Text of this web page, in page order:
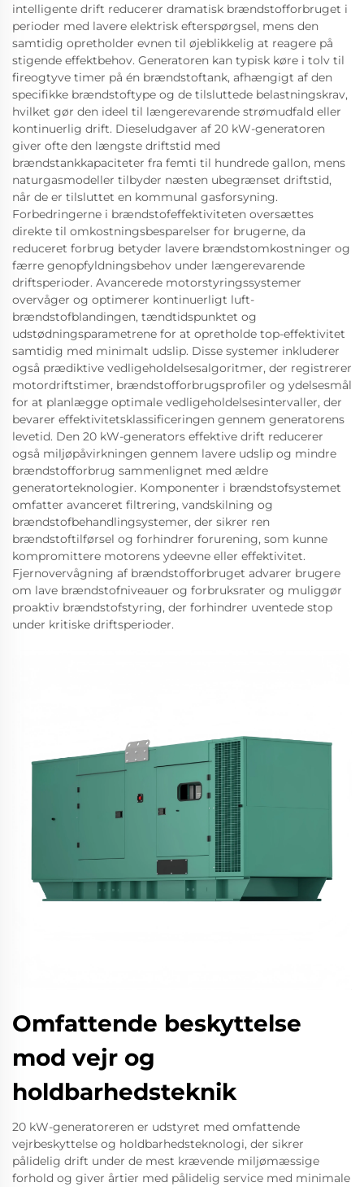
intelligente drift reducerer dramatisk brændstofforbruget i
perioder med lavere elektrisk efterspørgsel, mens den
samtidig opretholder evnen til øjeblikkelig at reagere på
stigende effektbehov. Generatoren kan typisk køre i tolv til
fireogtyve timer på én brændstoftank, afhængigt af den
specifikke brændstoftype og de tilsluttede belastningskrav,
hvilket gør den ideel til længerevarende strømudfald eller
kontinuerlig drift. Dieseludgaver af 20 kW-generatoren
giver ofte den længste driftstid med
brændstankkapaciteter fra femti til hundrede gallon, mens
naturgasmodeller tilbyder næsten ubegrænset driftstid,
når de er tilsluttet en kommunal gasforsyning.
Forbedringerne i brændstofeffektiviteten oversættes
direkte til omkostningsbesparelser for brugerne, da
reduceret forbrug betyder lavere brændstomkostninger og
færre genopfyldningsbehov under længerevarende
driftsperioder. Avancerede motorstyringssystemer
overvåger og optimerer kontinuerligt luft-
brændstofblandingen, tændtidspunktet og
udstødningsparametrene for at opretholde top-effektivitet
samtidig med minimalt udslip. Disse systemer inkluderer
også prædiktive vedligeholdelsesalgoritmer, der registrerer
motordriftstimer, brændstofforbrugsprofiler og ydelsesmål
for at planlægge optimale vedligeholdelsesintervaller, der
bevarer effektivitetsklassificeringen gennem generatorens
levetid. Den 20 kW-generators effektive drift reducerer
også miljøpåvirkningen gennem lavere udslip og mindre
brændstofforbrug sammenlignet med ældre
generatorteknologier. Komponenter i brændstofsystemet
omfatter avanceret filtrering, vandskilning og
brændstofbehandlingsystemer, der sikrer ren
brændstoftilførsel og forhindrer forurening, som kunne
kompromittere motorens ydeevne eller effektivitet.
Fjernovervågning af brændstofforbruget advarer brugere
om lave brændstofniveauer og forbruksrater og muliggør
proaktiv brændstofstyring, der forhindrer uventede stop
under kritiske driftsperioder.
Omfattende beskyttelse
mod vejr og
holdbarhedsteknik
20 kW-generatoreren er udstyret med omfattende
vejrbeskyttelse og holdbarhedsteknologi, der sikrer
pålidelig drift under de mest krævende miljømæssige
forhold og giver årtier med pålidelig service med minimale